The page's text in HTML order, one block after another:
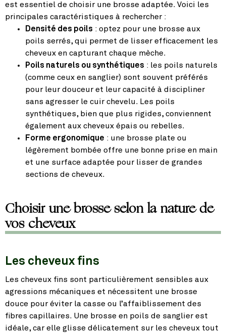
est essentiel de choisir une brosse adaptée. Voici les
principales caractéristiques à rechercher :
Densité des poils : optez pour une brosse aux
poils serrés, qui permet de lisser efficacement les
cheveux en capturant chaque mèche.
Poils naturels ou synthétiques : les poils naturels
(comme ceux en sanglier) sont souvent préférés
pour leur douceur et leur capacité à discipliner
sans agresser le cuir chevelu. Les poils
synthétiques, bien que plus rigides, conviennent
également aux cheveux épais ou rebelles.
Forme ergonomique : une brosse plate ou
légèrement bombée offre une bonne prise en main
et une surface adaptée pour lisser de grandes
sections de cheveux.
Choisir une brosse selon la nature de
vos cheveux
Les cheveux fins
Les cheveux fins sont particulièrement sensibles aux
agressions mécaniques et nécessitent une brosse
douce pour éviter la casse ou l’affaiblissement des
fibres capillaires. Une brosse en poils de sanglier est
idéale, car elle glisse délicatement sur les cheveux tout